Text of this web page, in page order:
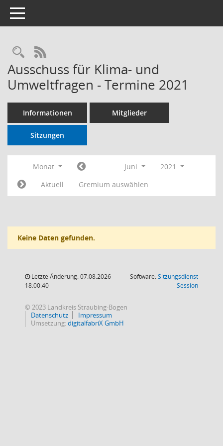
Toggle navigation
RSS-Feed
Ausschuss für Klima- und
Umweltfragen - Termine 2021
Informationen Mitglieder
Sitzungen
Monat Juni
2021
Aktuell
Gremium auswählen
Keine Daten gefunden.
Letzte Änderung: 07.08.2026
18:00:40
Software:Sitzungsdienst
Session(Wird in
© 2023 Landkreis Straubing-Bogen
Datenschutz
Impressum
Umsetzung:digitalfabriX GmbH